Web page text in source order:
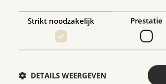
Strikt noodzakelijk Prestatie
DETAILS WEERGEVEN